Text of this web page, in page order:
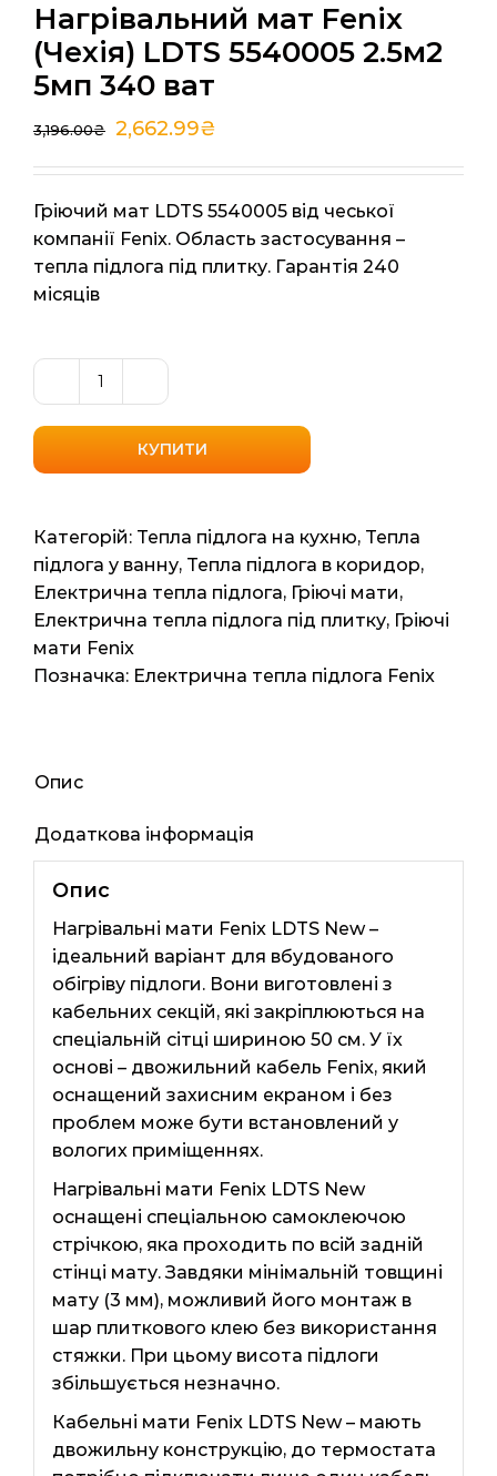
Нагрівальний мат Fenix
(Чехія) LDTS 5540005 2.5м2
5мп 340 ват
3,196.00₴ 2,662.99₴
Гріючий мат LDTS 5540005 від чеської
компанії Fenix. Область застосування –
тепла підлога під плитку. Гарантія 240
місяців
Нагрівальний
мат
Fenix
(Чехія)
5540005
2.5м2
5мп
340
ват
кількість
КУПИТИ
Категорій: Тепла підлога на кухню, Тепла
підлога у ванну, Тепла підлога в коридор,
Електрична тепла підлога, Гріючі мати,
Електрична тепла підлога під плитку, Гріючі
мати Fenix
Позначка: Електрична тепла підлога Fenix
Опис
Додаткова інформація
Опис
Нагрівальні мати Fenix ​​LDTS New –
ідеальний варіант для вбудованого
обігріву підлоги. Вони виготовлені з
кабельних секцій, які закріплюються на
спеціальній сітці шириною 50 см. У їх
основі – двожильний кабель Fenix, який
оснащений захисним екраном і без
проблем може бути встановлений у
вологих приміщеннях.
Нагрівальні мати Fenix ​​LDTS New
оснащені спеціальною самоклеючою
стрічкою, яка проходить по всій задній
стінці мату. Завдяки мінімальній товщині
мату (3 мм), можливий його монтаж в
шар плиткового клею без використання
стяжки. При цьому висота підлоги
збільшується незначно.
Кабельні мати Fenix ​​LDTS New – мають
двожильну конструкцію, до термостата